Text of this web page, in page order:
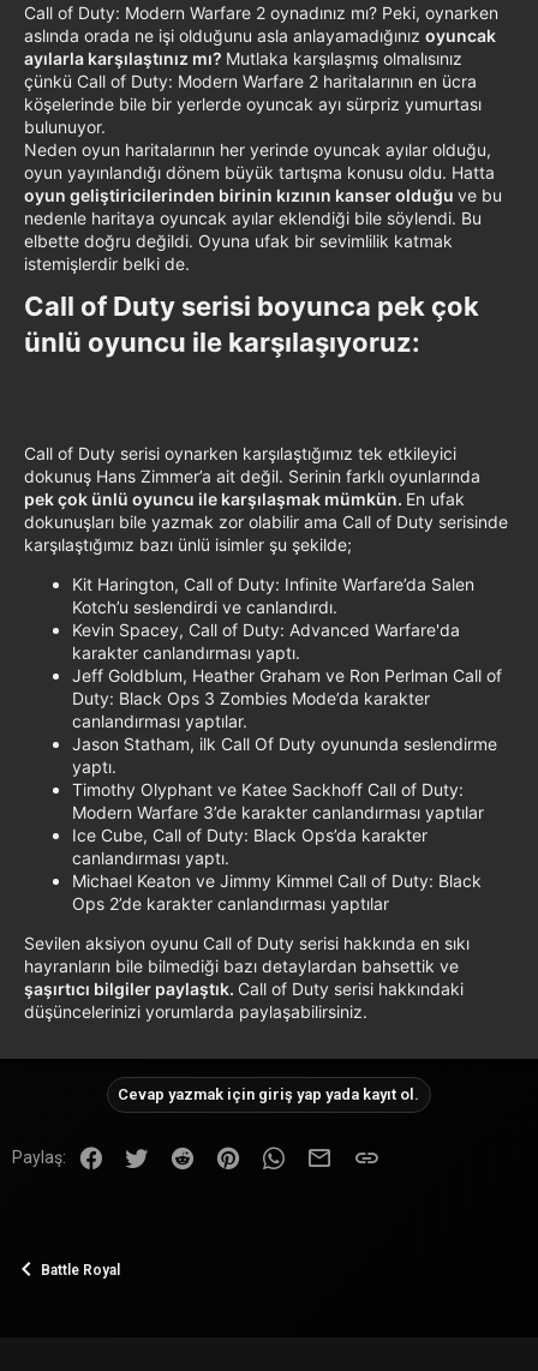
Call of Duty: Modern Warfare 2 oynadınız mı? Peki, oynarken
aslında orada ne işi olduğunu asla anlayamadığınız oyuncak
ayılarla karşılaştınız mı? Mutlaka karşılaşmış olmalısınız
çünkü Call of Duty: Modern Warfare 2 haritalarının en ücra
köşelerinde bile bir yerlerde oyuncak ayı sürpriz yumurtası
bulunuyor.
Neden oyun haritalarının her yerinde oyuncak ayılar olduğu,
oyun yayınlandığı dönem büyük tartışma konusu oldu. Hatta
oyun geliştiricilerinden birinin kızının kanser olduğu ve bu
nedenle haritaya oyuncak ayılar eklendiği bile söylendi. Bu
elbette doğru değildi. Oyuna ufak bir sevimlilik katmak
istemişlerdir belki de.
Call of Duty serisi boyunca pek çok
ünlü oyuncu ile karşılaşıyoruz:​
Call of Duty serisi oynarken karşılaştığımız tek etkileyici
dokunuş Hans Zimmer’a ait değil. Serinin farklı oyunlarında
pek çok ünlü oyuncu ile karşılaşmak mümkün. En ufak
dokunuşları bile yazmak zor olabilir ama Call of Duty serisinde
karşılaştığımız bazı ünlü isimler şu şekilde;
Kit Harington, Call of Duty: Infinite Warfare’da Salen
Kotch’u seslendirdi ve canlandırdı.
Kevin Spacey, Call of Duty: Advanced Warfare'da
karakter canlandırması yaptı.
Jeff Goldblum, Heather Graham ve Ron Perlman Call of
Duty: Black Ops 3 Zombies Mode’da karakter
canlandırması yaptılar.
Jason Statham, ilk Call Of Duty oyununda seslendirme
yaptı.
Timothy Olyphant ve Katee Sackhoff Call of Duty:
Modern Warfare 3’de karakter canlandırması yaptılar
Ice Cube, Call of Duty: Black Ops’da karakter
canlandırması yaptı.
Michael Keaton ve Jimmy Kimmel Call of Duty: Black
Ops 2’de karakter canlandırması yaptılar
Sevilen aksiyon oyunu Call of Duty serisi hakkında en sıkı
hayranların bile bilmediği bazı detaylardan bahsettik ve
şaşırtıcı bilgiler paylaştık. Call of Duty serisi hakkındaki
düşüncelerinizi yorumlarda paylaşabilirsiniz.
Cevap yazmak için giriş yap yada kayıt ol.
Paylaş: FacebookTwitter Reddit PinterestWhatsApp
E-posta
Battle Royal